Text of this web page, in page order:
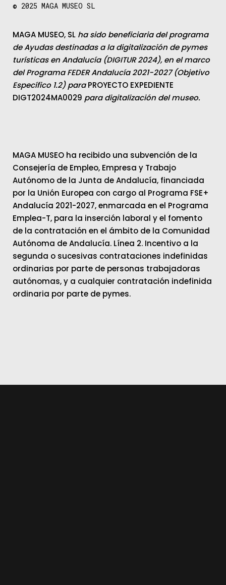
© 2025 MAGA MUSEO SL
MAGA MUSEO, SL ha sido beneficiaria del programa
de Ayudas destinadas a la digitalización de pymes
turísticas en Andalucía (DIGITUR 2024), en el marco
del Programa FEDER Andalucía 2021-2027 (Objetivo
Específico 1.2) paraPROYECTO EXPEDIENTE
DIGT2024MA0029 para digitalización del museo.
MAGA MUSEO ha recibido una subvención de la
Consejería de Empleo, Empresa y Trabajo
Autónomo de la Junta de Andalucía, financiada
por la Unión Europea con cargo al Programa FSE+
Andalucía 2021-2027, enmarcada en el Programa
Emplea-T, para la inserción laboral y el fomento
de la contratación en el ámbito de la Comunidad
Autónoma de Andalucía. Línea 2. Incentivo a la
segunda o sucesivas contrataciones indefinidas
ordinarias por parte de personas trabajadoras
autónomas, y a cualquier contratación indefinida
ordinaria por parte de pymes.